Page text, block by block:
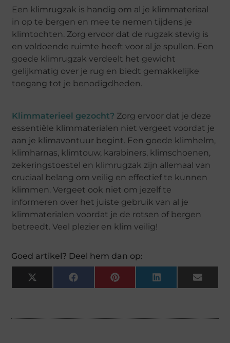
Een klimrugzak is handig om al je klimmateriaal
in op te bergen en mee te nemen tijdens je
klimtochten. Zorg ervoor dat de rugzak stevig is
en voldoende ruimte heeft voor al je spullen. Een
goede klimrugzak verdeelt het gewicht
gelijkmatig over je rug en biedt gemakkelijke
toegang tot je benodigdheden.
Klimmaterieel gezocht? Zorg ervoor dat je deze
essentiële klimmaterialen niet vergeet voordat je
aan je klimavontuur begint. Een goede klimhelm,
klimharnas, klimtouw, karabiners, klimschoenen,
zekeringstoestel en klimrugzak zijn allemaal van
cruciaal belang om veilig en effectief te kunnen
klimmen. Vergeet ook niet om jezelf te
informeren over het juiste gebruik van al je
klimmaterialen voordat je de rotsen of bergen
betreedt. Veel plezier en klim veilig!
Goed artikel? Deel hem dan op:
X
(Twitter)
FacebookPinterestLinkedInEmail